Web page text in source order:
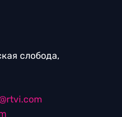
слобода,